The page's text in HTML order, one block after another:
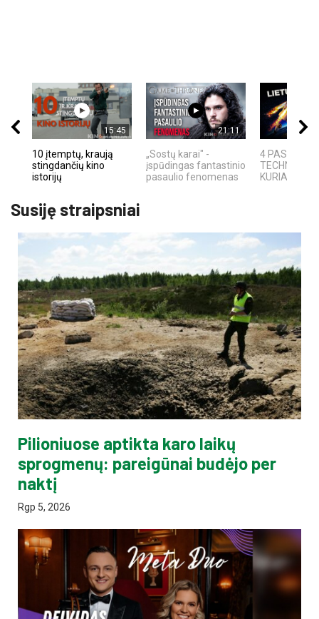
15:45
10 įtemptų, kraują
stingdančių kino
istorijų
21:11
„Sostų karai" -
įspūdingas fantastinio
pasaulio fenomenas
4
KURIAS
Susiję straipsniai
Pilioniuose aptikta karo laikų
sprogmenų: pareigūnai budėjo per
naktį
Rgp 5, 2026